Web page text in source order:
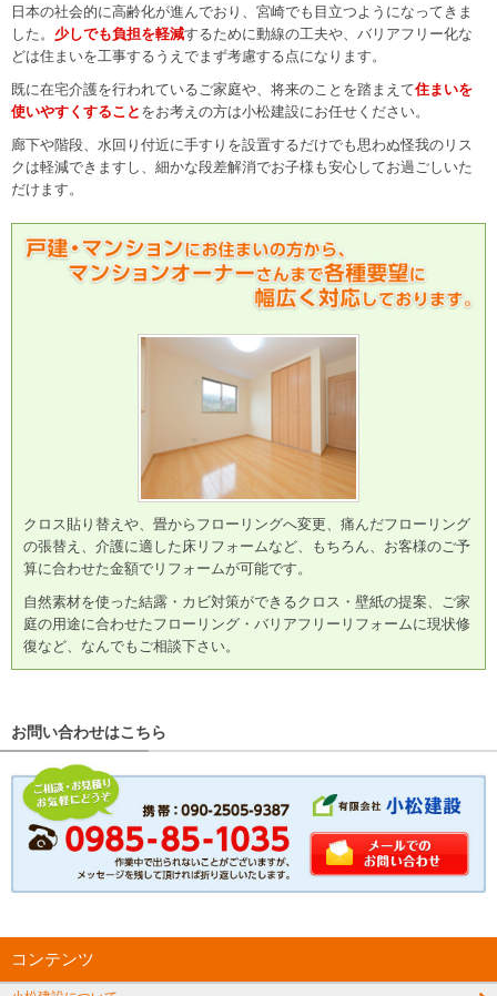
日本の社会的に高齢化が進んでおり、宮崎でも目立つようになってきま
した。 少しでも負担を軽減するために動線の工夫や、バリアフリー化な
どは住まいを工事するうえでまず考慮する点になります。
既に在宅介護を行われているご家庭や、将来のことを踏まえて住まいを
使いやすくすること をお考えの方は小松建設にお任せください。
廊下や階段、水回り付近に手すりを設置するだけでも思わぬ怪我のリス
クは軽減できますし、細かな段差解消でお子様も安心してお過ごしいた
だけます。
クロス貼り替えや、畳からフローリングへ変更、痛んだフローリング
の張替え、介護に適した床リフォームなど、もちろん、お客様のご予
算に合わせた金額でリフォームが可能です。
自然素材を使った結露・カビ対策ができるクロス・壁紙の提案、ご家
庭の用途に合わせたフローリング・バリアフリーリフォームに現状修
復など、なんでもご相談下さい。
お問い合わせはこちら
コンテンツ